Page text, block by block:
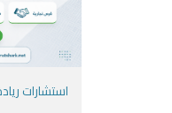
استشارات